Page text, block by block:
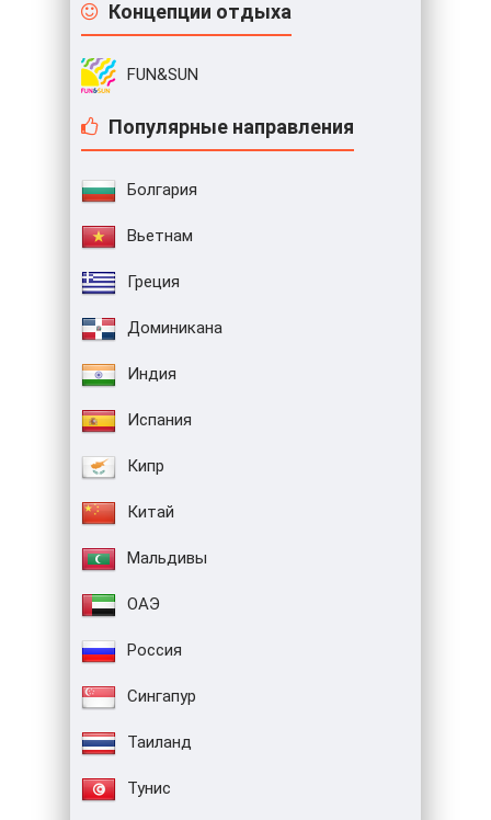
Концепции отдыха
FUN&SUN
Популярные направления
Болгария
Вьетнам
Греция
Доминикана
Индия
Испания
Кипр
Китай
Мальдивы
ОАЭ
Россия
Сингапур
Таиланд
Тунис